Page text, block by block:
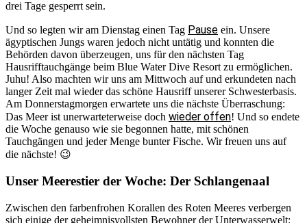
drei Tage gesperrt sein.
Und so legten wir am Dienstag einen Tag Pause ein. Unsere
ägyptischen Jungs waren jedoch nicht untätig und konnten die
Behörden davon überzeugen, uns für den nächsten Tag
Hausrifftauchgänge beim Blue Water Dive Resort zu ermöglichen.
Juhu! Also machten wir uns am Mittwoch auf und erkundeten nach
langer Zeit mal wieder das schöne Hausriff unserer Schwesterbasis.
Am Donnerstagmorgen erwartete uns die nächste Überraschung:
Das Meer ist unerwarteterweise doch wieder offen! Und so endete
die Woche genauso wie sie begonnen hatte, mit schönen
Tauchgängen und jeder Menge bunter Fische. Wir freuen uns auf
die nächste! 😉
Unser Meerestier der Woche: Der Schlangenaal
Zwischen den farbenfrohen Korallen des Roten Meeres verbergen
sich einige der geheimnisvollsten Bewohner der Unterwasserwelt: